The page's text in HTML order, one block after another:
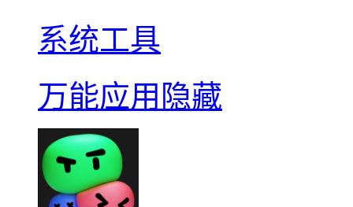
系统工具
万能应用隐藏